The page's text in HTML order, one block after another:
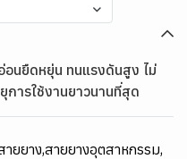
นยืดหยุ่น ทนแรงดันสูง ไม่
ารใช้งานยาวนานที่สุด
ยยาง,สายยางอุตสาหกรรม,